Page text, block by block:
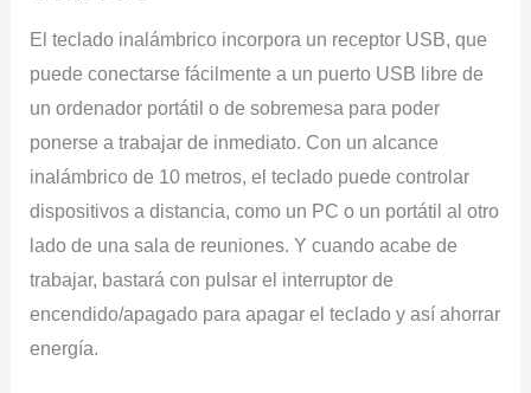
El teclado inalámbrico incorpora un receptor USB, que
puede conectarse fácilmente a un puerto USB libre de
un ordenador portátil o de sobremesa para poder
ponerse a trabajar de inmediato. Con un alcance
inalámbrico de 10 metros, el teclado puede controlar
dispositivos a distancia, como un PC o un portátil al otro
lado de una sala de reuniones. Y cuando acabe de
trabajar, bastará con pulsar el interruptor de
encendido/apagado para apagar el teclado y así ahorrar
energía.